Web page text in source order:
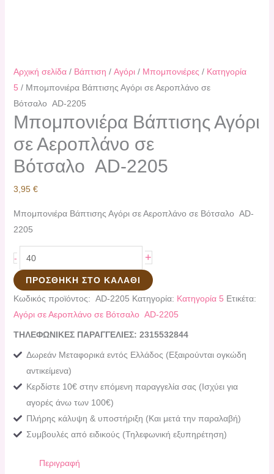
Αρχική σελίδα/ Βάπτιση / Αγόρι/ Μπομπονιέρες / Κατηγορία
5 / Μπομπονιέρα Βάπτισης Αγόρι σε Αεροπλάνο σε
Βότσαλο AD-2205
Μπομπονιέρα Βάπτισης Αγόρι
σε Αεροπλάνο σε
Βότσαλο AD-2205
3,95 €
Μπομπονιέρα Βάπτισης Αγόρι σε Αεροπλάνο σε Βότσαλο AD-
2205
- +
ΠΡΟΣΘΉΚΗ ΣΤΟ ΚΑΛΆΘΙ
Κωδικός προϊόντος: AD-2205 Κατηγορία: Κατηγορία 5 Ετικέτα:
Αγόρι σε Αεροπλάνο σε Βότσαλο AD-2205
ΤΗΛΕΦΩΝΙΚΕΣ ΠΑΡΑΓΓΕΛΙΕΣ: 2315532844
Δωρεάν Μεταφορικά εντός Ελλάδος (Εξαιρούνται ογκώδη
αντικείμενα)
Κερδίστε 10€ στην επόμενη παραγγελία σας (Ισχύει για
αγορές άνω των 100€)
Πλήρης κάλυψη & υποστήριξη (Και μετά την παραλαβή)
Συμβουλές από ειδικούς (Τηλεφωνική εξυπηρέτηση)
Περιγραφή